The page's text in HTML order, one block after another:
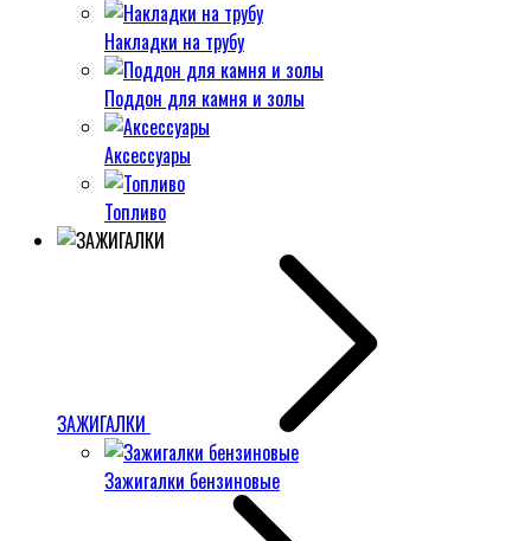
Накладки на трубу
Поддон для камня и золы
Аксессуары
Топливо
ЗАЖИГАЛКИ
Зажигалки бензиновые